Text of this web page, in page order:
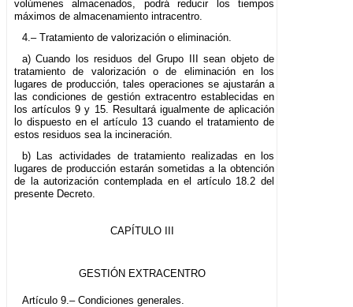
volúmenes almacenados, podrá reducir los tiempos
máximos de almacenamiento intracentro.
4.– Tratamiento de valorización o eliminación.
a) Cuando los residuos del Grupo III sean objeto de
tratamiento de valorización o de eliminación en los
lugares de producción, tales operaciones se ajustarán a
las condiciones de gestión extracentro establecidas en
los artículos 9 y 15. Resultará igualmente de aplicación
lo dispuesto en el artículo 13 cuando el tratamiento de
estos residuos sea la incineración.
b) Las actividades de tratamiento realizadas en los
lugares de producción estarán sometidas a la obtención
de la autorización contemplada en el artículo 18.2 del
presente Decreto.
CAPÍTULO III
GESTIÓN EXTRACENTRO
Artículo 9.– Condiciones generales.